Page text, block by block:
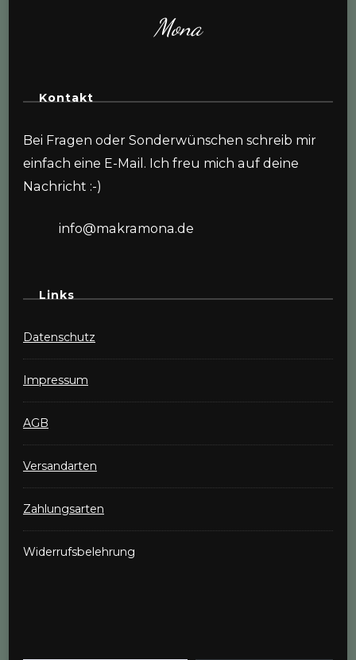
Mona
Kontakt
Bei Fragen oder Sonderwünschen schreib mir
einfach eine E-Mail. Ich freu mich auf deine
Nachricht :-)
info@makramona.de
Links
Datenschutz
Impressum
AGB
Versandarten
Zahlungsarten
Widerrufsbelehrung